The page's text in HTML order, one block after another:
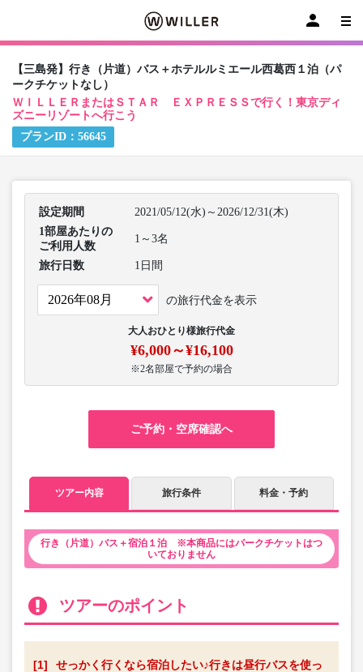
【三島発】行き（片道）バス＋ホテルルミエール西葛西１泊（パ
ークチケットなし）
ＷＩＬＬＥＲまたはＳＴＡＲ ＥＸＰＲＥＳＳで行く！東京ディ
ズニーリゾートへ行こう
プランID： 56645
設定期間
2021/05/12(水)～2026/12/31(木)
1部屋あたりの
ご利用人数
1～3名
旅行日数 1日間
の旅行代金を表示
大人おひとり様旅行代金
¥6,000～¥16,100
※2名部屋で予約の場合
ご予約・空席確認へ
ツアー内容 旅行条件 料金・予約
行き（片道）バス＋宿泊１泊 ※本商品にはパークチケットはつ
いておりません
ツアーのポイント
[1]
せっかく行くなら宿泊したい♪行きは昼行バスを使っ